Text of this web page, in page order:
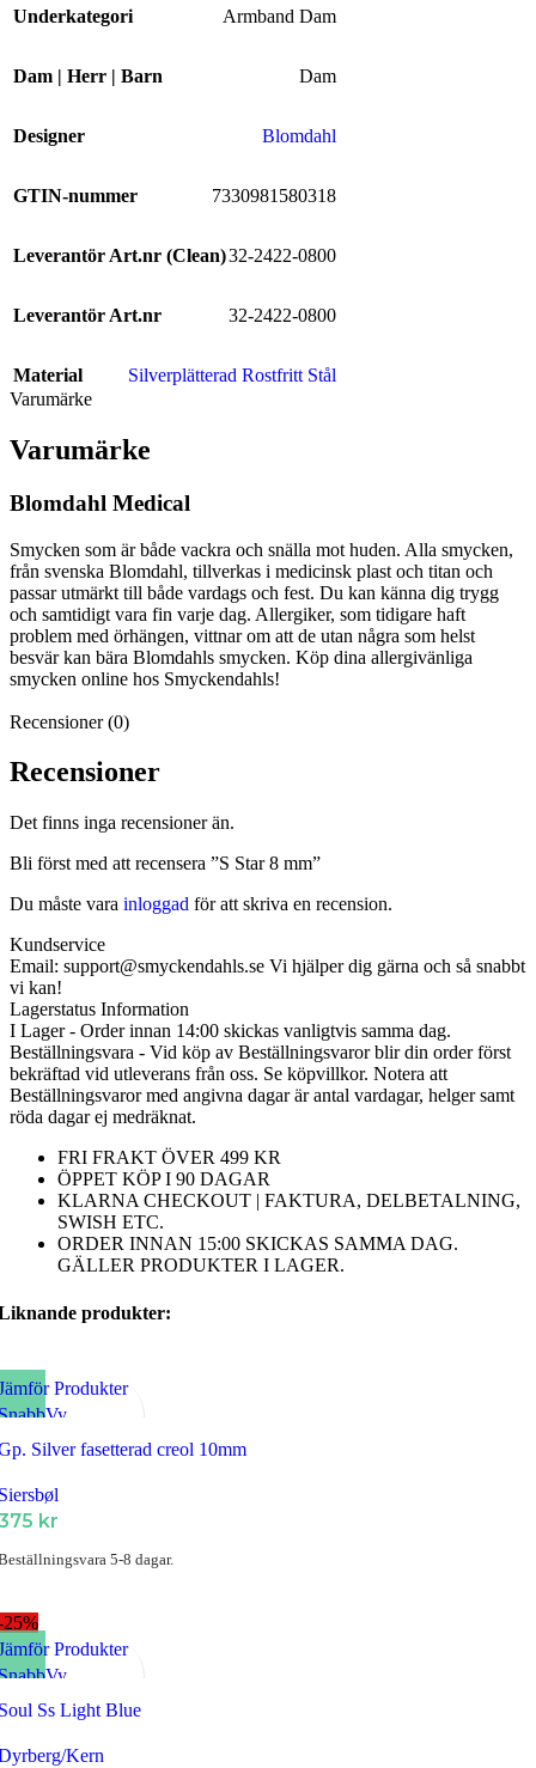
Underkategori Armband Dam
Dam | Herr | Barn Dam
Designer Blomdahl
GTIN-nummer 7330981580318
Leverantör Art.nr (Clean)32-2422-0800
Leverantör Art.nr 32-2422-0800
Material
Silverplätterad Rostfritt Stål
Varumärke
Varumärke
Blomdahl Medical
Smycken som är både vackra och snälla mot huden. Alla smycken,
från svenska Blomdahl, tillverkas i medicinsk plast och titan och
passar utmärkt till både vardags och fest. Du kan känna dig trygg
och samtidigt vara fin varje dag. Allergiker, som tidigare haft
problem med örhängen, vittnar om att de utan några som helst
besvär kan bära Blomdahls smycken. Köp dina allergivänliga
smycken online hos Smyckendahls!
Recensioner (0)
Recensioner
Det finns inga recensioner än.
Bli först med att recensera ”S Star 8 mm”
Du måste vara inloggad för att skriva en recension.
Kundservice
Email: support@smyckendahls.se Vi hjälper dig gärna och så snabbt
vi kan!
Lagerstatus Information
I Lager - Order innan 14:00 skickas vanligtvis samma dag.
Beställningsvara - Vid köp av Beställningsvaror blir din order först
bekräftad vid utleverans från oss. Se köpvillkor. Notera att
Beställningsvaror med angivna dagar är antal vardagar, helger samt
röda dagar ej medräknat.
FRI FRAKT ÖVER 499 KR
ÖPPET KÖP I 90 DAGAR
KLARNA CHECKOUT | FAKTURA, DELBETALNING,
SWISH ETC.
ORDER INNAN 15:00 SKICKAS SAMMA DAG.
GÄLLER PRODUKTER I LAGER.
produkter:
Produkter
till i Favoriter
Silver fasetterad creol 10mm
kr
5-8 dagar.
25%
Produkter
till i Favoriter
Ss Light Blue
Kern